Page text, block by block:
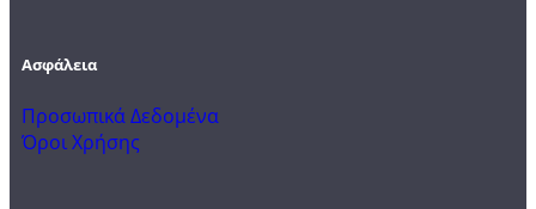
Ασφάλεια
Προσωπικά Δεδομένα
Όροι Χρήσης